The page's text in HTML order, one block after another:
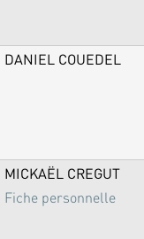
DANIEL COUEDEL
MICKAËL CREGUT
Fiche personnelle